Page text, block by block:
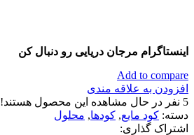
اینستاگرام مرجان دریایی رو دنبال کن
Add to compare
افزودن به علاقه مندی
5 نفر در حال مشاهده این محصول هستند!
دسته: کود مایع, کودها, محلول
اشتراک گذاری: